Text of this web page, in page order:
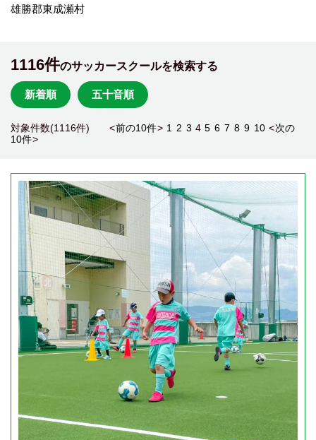
雄勝郡東成瀬村
1116件のサッカースクールを検索する
新着順 五十音順
対象件数(1116件) <前の10件> 1 2 3 4 5 6 7 8 9 10 <次の
10件>